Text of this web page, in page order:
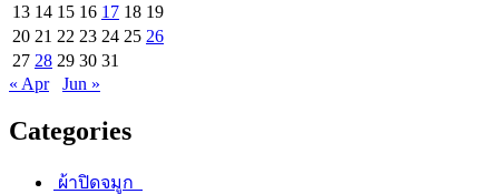
13 14 15 16 17 18 19
20 21 22 23 24 25 26
27 28 29 30 31
« Apr
Jun »
Categories
ผ้าปิดจมูก